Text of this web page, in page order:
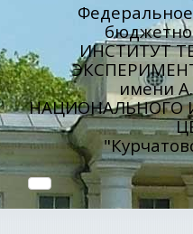
ИНСТИТУТ
имени
НАЦИОНАЛЬНОГО